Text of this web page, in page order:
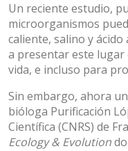
Un reciente estudio,
microorganismos
caliente, salino y
a presentar este lugar
vida, e incluso para
Sin embargo, ahora
bióloga Purificación
Científica (CNRS) de
Ecology & Evolution